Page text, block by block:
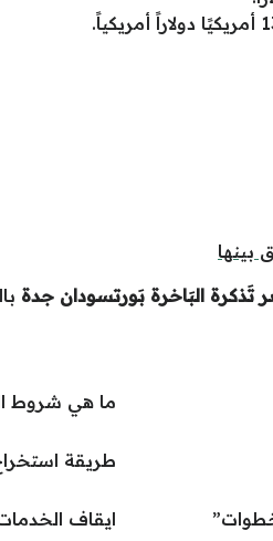
بينها
تَذكرة البَاخرة بَورتسودان جدة
ما هي شروط
طريقة
ايقاف